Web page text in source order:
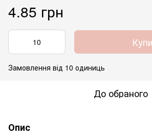
4.85 грн
Замовлення від 10 одиниць
До обраного
Опис